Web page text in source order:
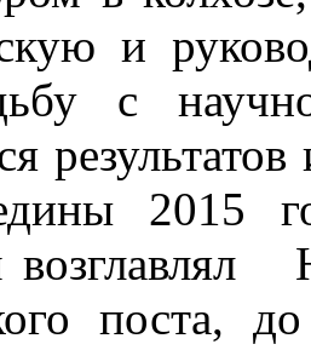
и
с
2015
поста,